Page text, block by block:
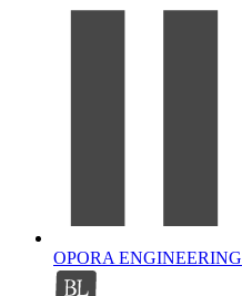
OPORA ENGINEERING